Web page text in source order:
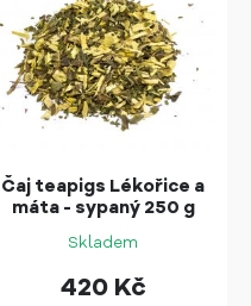
Čaj teapigs Lékořice a
máta - sypaný 250 g
Skladem
420 Kč